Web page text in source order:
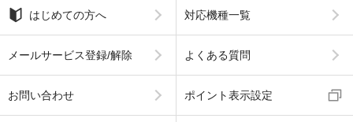
はじめての方へ 対応機種一覧
メールサービス登録/解除 よくある質問
お問い合わせ ポイント表示設定